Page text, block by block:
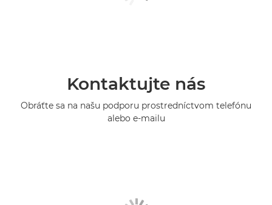
Kontaktujte nás
Obráťte sa na našu podporu prostredníctvom telefónu
alebo e-mailu